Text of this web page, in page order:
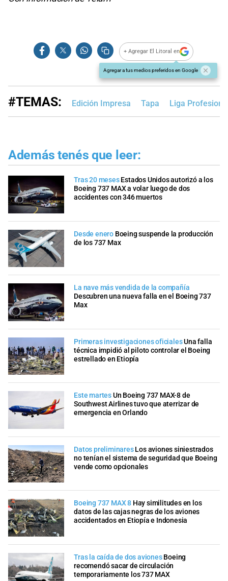
+ Agregar El Litoral en
Agregar a tus medios preferidos en Google
#TEMAS: Edición Impresa Tapa Liga
Además tenés que leer:
Tras 20 mesesEstados Unidos autorizó a los
Boeing 737 MAX a volar luego de dos
accidentes con 346 muertos
Desde enero Boeing suspende la producción
de los 737 Max
La nave más vendida de la compañía
Descubren una nueva falla en el Boeing 737
Max
Primeras investigaciones oficialesUna falla
técnica impidió al piloto controlar el Boeing
estrellado en Etiopía
Este martesUn Boeing 737 MAX-8 de
Southwest Airlines tuvo que aterrizar de
emergencia en Orlando
Datos preliminares Los aviones siniestrados
no tenían el sistema de seguridad que Boeing
vende como opcionales
Boeing 737 MAX 8 Hay similitudes en los
datos de las cajas negras de los aviones
accidentados en Etiopía e Indonesia
Tras la caída de dos aviones Boeing
recomendó sacar de circulación
temporariamente los 737 MAX